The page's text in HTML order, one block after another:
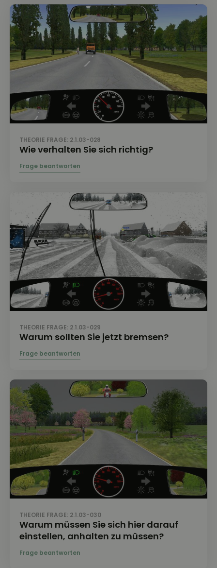
THEORIE FRAGE: 2.1.03-028
Wie verhalten Sie sich richtig?
THEORIE FRAGE: 2.1.03-029
Warum sollten Sie jetzt bremsen?
THEORIE FRAGE: 2.1.03-030
Warum müssen Sie sich hier darauf
einstellen, anhalten zu müssen?